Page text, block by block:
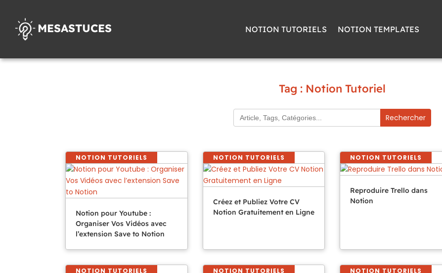
MESASTUCES NOTION TUTORIELS NOTION TEMPLATES
Tag : Notion Tutoriel
Search
for:
Notion pour Youtube :
Organiser Vos Vidéos avec
l’extension Save to Notion
NOTION TUTORIELS
Créez et Publiez Votre CV
Notion Gratuitement en Ligne
NOTION TUTORIELS
Reproduire Trello dans
Notion
NOTION TUTORIELS
NOTION TUTORIELS NOTION TUTORIELS NOTION TUTORIELS